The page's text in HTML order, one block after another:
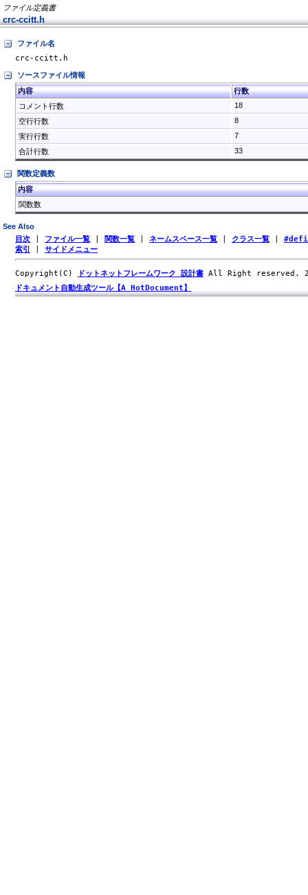
ファイル定義書
crc-ccitt.h
ファイル名
crc-ccitt.h
ソースファイル情報
内容
行数
コメント行数
18
空行行数
8
実行行数
7
合計行数
33
関数定義数
内容
関数数
See Also
目次 ファイル一覧 関数一覧 ネームスペース一覧 クラス一覧
索引
サイドメニュー
Copyright(C) ドットネットフレームワーク 設計書 All Right reserved.
ドキュメント自動生成ツール【A HotDocument】